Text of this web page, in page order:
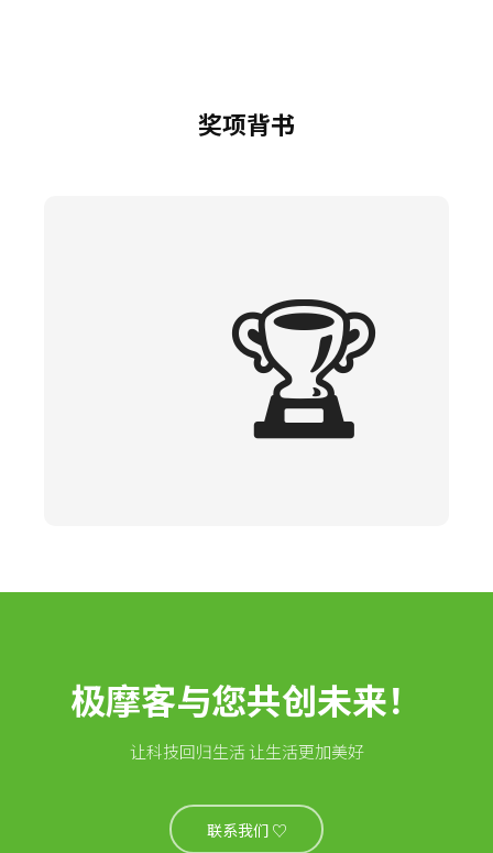
奖项背书
🏆
极摩客与您共创未来！
让科技回归生活 让生活更加美好
联系我们 ♡